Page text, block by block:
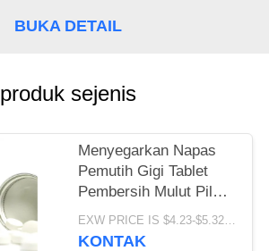
BUKA DETAIL
produk sejenis
Menyegarkan Napas
Pemutih Gigi Tablet
Pembersih Mulut Pil
Pasta Gigi Padat
Perawatan Mulut
EXW PRICE IS $4.23-$5.32/BOTTLE MOQ:100000 pcs
KONTAK